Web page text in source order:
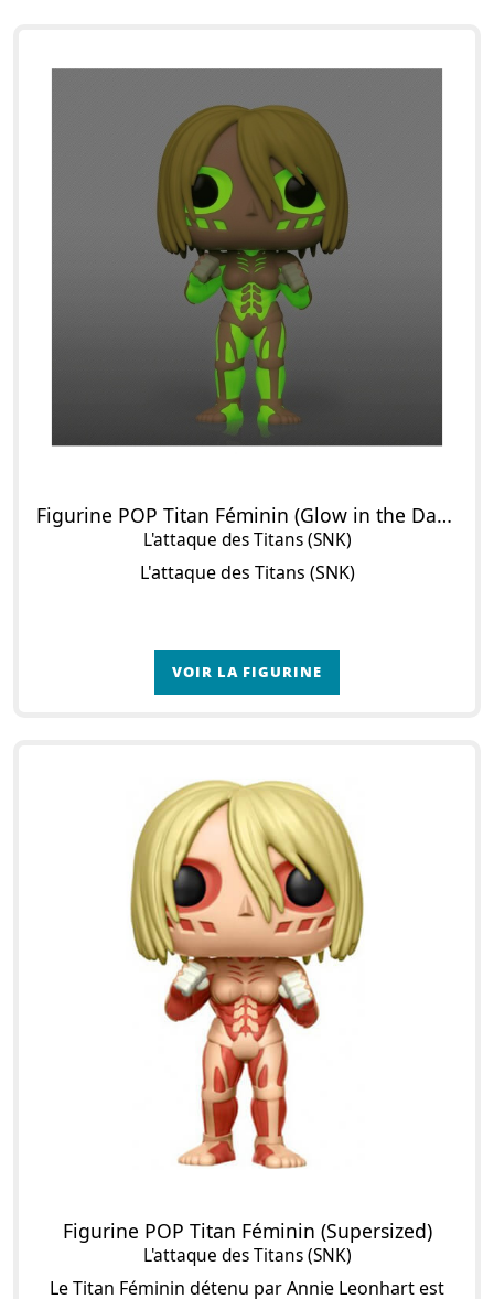
Figurine POP Titan Féminin (Glow in the Dark)
L'attaque des Titans (SNK)
L'attaque des Titans (SNK)
VOIR LA FIGURINE
Figurine POP Titan Féminin (Supersized)
L'attaque des Titans (SNK)
Le Titan Féminin détenu par Annie Leonhart est